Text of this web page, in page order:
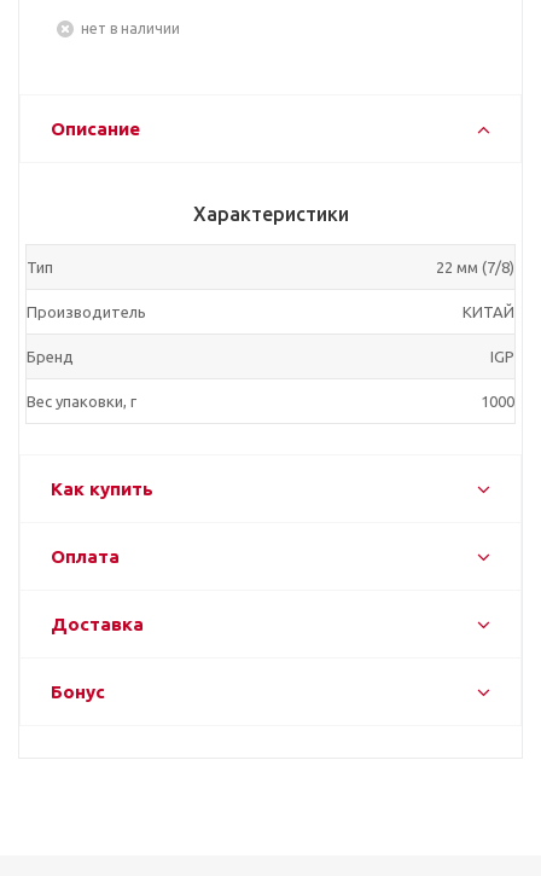
Нет в наличии
Описание
Характеристики
Тип 22 мм (7/8)
Производитель КИТАЙ
Бренд IGP
Вес упаковки, г 1000
Как купить
Оплата
Доставка
Бонус